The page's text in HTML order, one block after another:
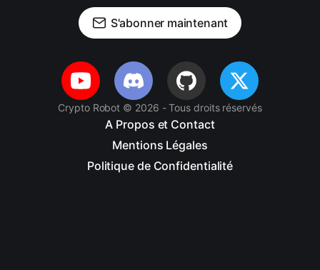
S'abonner maintenant
Crypto Robot © 2026 - Tous droits réservés
A Propos et Contact
Mentions Légales
Politique de Confidentialité